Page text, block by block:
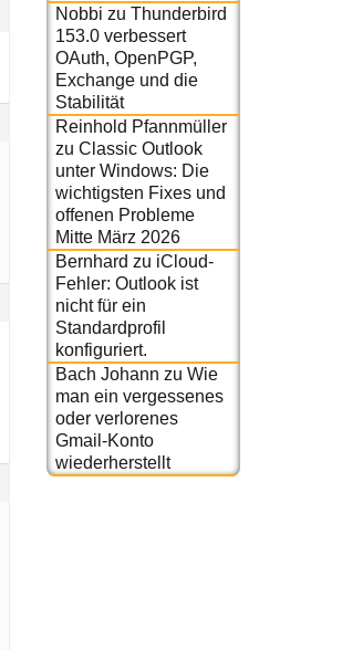
Nobbi zu Thunderbird
153.0 verbessert
OAuth, OpenPGP,
Exchange und die
Stabilität
Reinhold Pfannmüller
zu Classic Outlook
unter Windows: Die
wichtigsten Fixes und
offenen Probleme
Mitte März 2026
Bernhard zu iCloud-
Fehler: Outlook ist
nicht für ein
Standardprofil
konfiguriert.
Bach Johann zu Wie
man ein vergessenes
oder verlorenes
Gmail-Konto
wiederherstellt